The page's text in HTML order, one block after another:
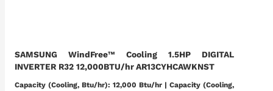
SAMSUNG WindFree™ Cooling 1.5HP DIGITAL
INVERTER R32 12,000BTU/hr AR13CYHCAWKNST
Capacity (Cooling, Btu/hr): 12,000 Btu/hr | Capacity (Cooling,